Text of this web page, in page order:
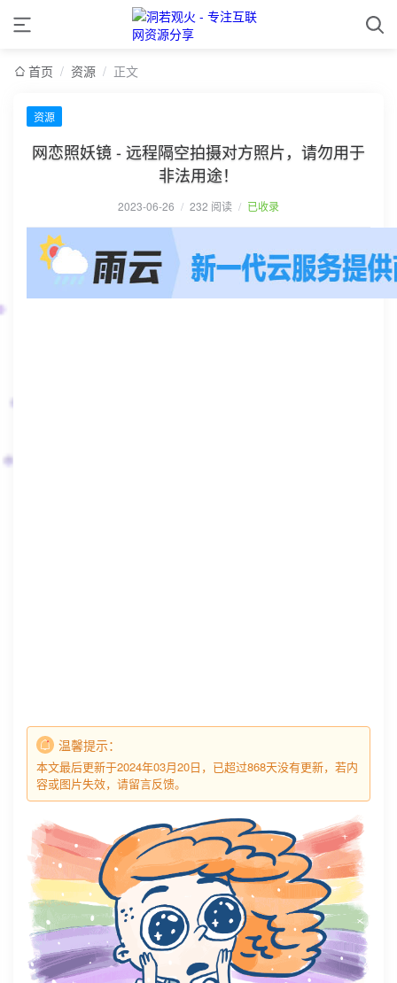
首页 / 资源 / 正文
资源
网恋照妖镜 - 远程隔空拍摄对方照片，请勿用于
非法用途！
2023-06-26 / 232 阅读 / 已收录
温馨提示：
本文最后更新于2024年03月20日，已超过868天没有更新，若内
容或图片失效，请留言反馈。